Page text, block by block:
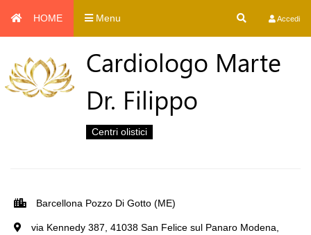
HOME Menu Accedi
Cardiologo Marte
Dr. Filippo
Centri olistici
Barcellona Pozzo Di Gotto (ME)
via Kennedy 387, 41038 San Felice sul Panaro Modena,